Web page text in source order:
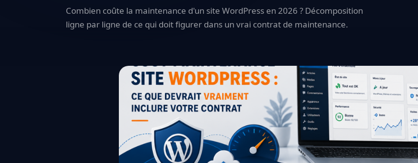
Combien coûte la maintenance d'un site WordPress en 2026 ? Décomposition
ligne par ligne de ce qui doit figurer dans un vrai contrat de maintenance.